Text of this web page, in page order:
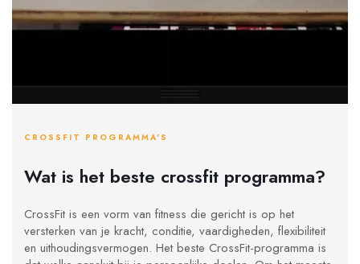
CROSSFIT PROGRAMMA'S
Wat is het beste crossfit programma?
CrossFit is een vorm van fitness die gericht is op het
versterken van je kracht, conditie, vaardigheden, flexibiliteit
en uithoudingsvermogen. Het beste CrossFit-programma is